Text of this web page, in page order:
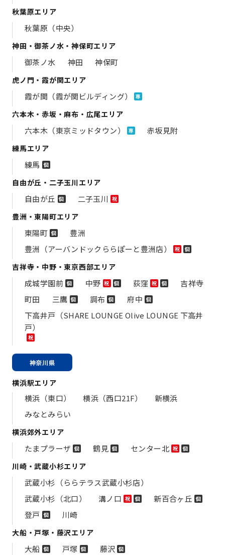
秋葉原エリア
秋葉原（中央）
神田・御茶ノ水・神保町エリア
御茶ノ水 神田 神保町
虎ノ門・霞が関エリア
霞が関（霞が関ビルディング） 専
六本木・赤坂・麻布・広尾エリア
六本木（東京ミッドタウン） 専 赤坂見附
練馬エリア
練馬 個
自由が丘・二子玉川エリア
自由が丘 個 二子玉川 祝
豊洲・東陽町エリア
東陽町 個
豊洲
豊洲（アーバンドックららぽーと豊洲店）
祝 個
吉祥寺・中野・東京西部エリア
成城学園前 個 中野 祝 個 荻窪 祝 個
吉祥寺
町田
三鷹 個 調布 個 府中 個
下高井戸（SHARE LOUNGE Olive LOUNGE 下高井
戸）
祝
神奈川県
横浜駅エリア
横浜（東口） 横浜（西口21F）
新横浜
みなとみらい
横浜郊外エリア
たまプラーザ 個 鶴見 個 センター北 祝 個
川崎・武蔵小杉エリア
武蔵小杉（ららテラス武蔵小杉店）
武蔵小杉（北口）
溝ノ口 祝 個 新百合ヶ丘 個
登戸 個 川崎
大船・戸塚・藤沢エリア
大船 個 戸塚 個 藤沢 個